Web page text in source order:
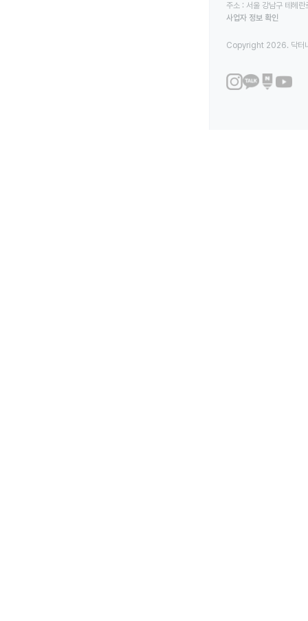
주소 : 서울 강남구 테헤
사업자 정보 확인
Copyright 2026. 닥터